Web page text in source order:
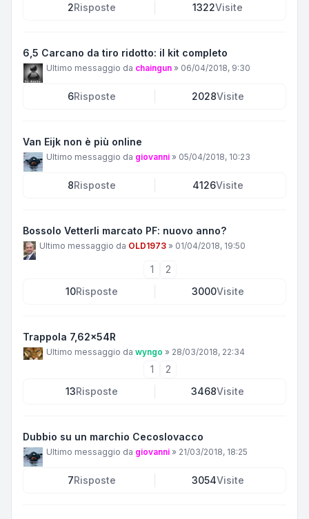
2Risposte 1322Visite
6,5 Carcano da tiro ridotto: il kit completo
Ultimo messaggio da chaingun » 06/04/2018, 9:30
6Risposte 2028Visite
Van Eijk non è più online
Ultimo messaggio da giovanni » 05/04/2018, 10:23
8Risposte 4126Visite
Bossolo Vetterli marcato PF: nuovo anno?
Ultimo messaggio da OLD1973 » 01/04/2018, 19:50
1
2
10Risposte 3000Visite
Trappola 7,62x54R
Ultimo messaggio da wyngo » 28/03/2018, 22:34
1
2
13Risposte 3468Visite
Dubbio su un marchio Cecoslovacco
Ultimo messaggio da giovanni » 21/03/2018, 18:25
7Risposte 3054Visite